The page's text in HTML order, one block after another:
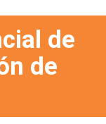
de
de